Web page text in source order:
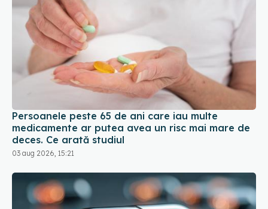
Persoanele peste 65 de ani care iau multe
medicamente ar putea avea un risc mai mare de
deces. Ce arată studiul
03 aug 2026, 15:21